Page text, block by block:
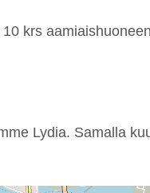
krs
Lydia. Samalla